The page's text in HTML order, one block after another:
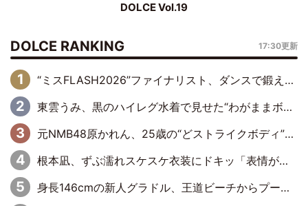
DOLCE Vol.19
DOLCE RANKING 17:30更新
“ミスFLASH2026”ファイナリスト、ダンスで鍛え上げた健康的な美ボディー披露
東雲うみ、黒のハイレグ水着で見せた“わがままボディ”がたまらない「うみちゃんカワイイ」「全てがステキな女神さま」「魅力的です」
元NMB48原かれん、25歳の“どストライクボディ”をバリで解禁 169cmモデル体形で挑む初の本格グラビア
根本凪、ずぶ濡れスケスケ衣装にドキッ「表情が良過ぎる」「ねもちゃんの眼差しにドキドキが止まらない」
身長146cmの新人グラドル、王道ビーチからプールサイドそしてゴールドビキニまで…DVDデビュー作で躍動